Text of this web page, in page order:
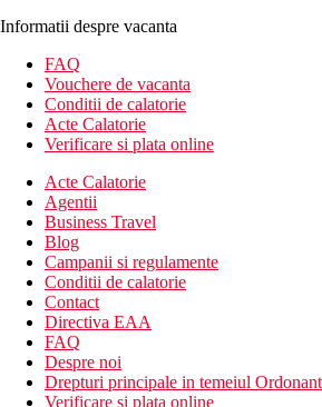
Informatii despre vacanta
FAQ
Vouchere de vacanta
Conditii de calatorie
Acte Calatorie
Verificare si plata online
Acte Calatorie
Agentii
Business Travel
Blog
Campanii si regulamente
Conditii de calatorie
Contact
Directiva EAA
FAQ
Despre noi
Drepturi principale in temeiul
Verificare si plata online